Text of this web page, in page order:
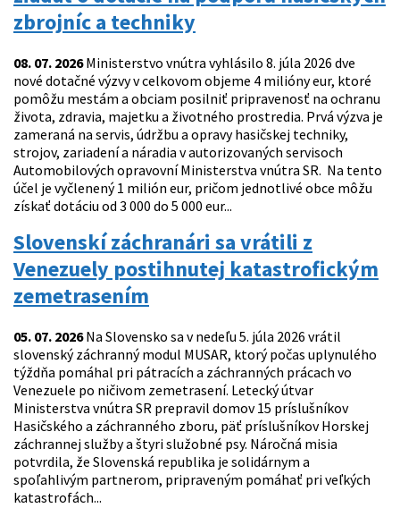
zbrojníc a techniky
08. 07. 2026Ministerstvo vnútra vyhlásilo 8. júla 2026 dve
nové dotačné výzvy v celkovom objeme 4 milióny eur, ktoré
pomôžu mestám a obciam posilniť pripravenosť na ochranu
života, zdravia, majetku a životného prostredia. Prvá výzva je
zameraná na servis, údržbu a opravy hasičskej techniky,
strojov, zariadení a náradia v autorizovaných servisoch
Automobilových opravovní Ministerstva vnútra SR. Na tento
účel je vyčlenený 1 milión eur, pričom jednotlivé obce môžu
získať dotáciu od 3 000 do 5 000 eur...
Slovenskí záchranári sa vrátili z
Venezuely postihnutej katastrofickým
zemetrasením
05. 07. 2026Na Slovensko sa v nedeľu 5. júla 2026 vrátil
slovenský záchranný modul MUSAR, ktorý počas uplynulého
týždňa pomáhal pri pátracích a záchranných prácach vo
Venezuele po ničivom zemetrasení. Letecký útvar
Ministerstva vnútra SR prepravil domov 15 príslušníkov
Hasičského a záchranného zboru, päť príslušníkov Horskej
záchrannej služby a štyri služobné psy. Náročná misia
potvrdila, že Slovenská republika je solidárnym a
spoľahlivým partnerom, pripraveným pomáhať pri veľkých
katastrofách...